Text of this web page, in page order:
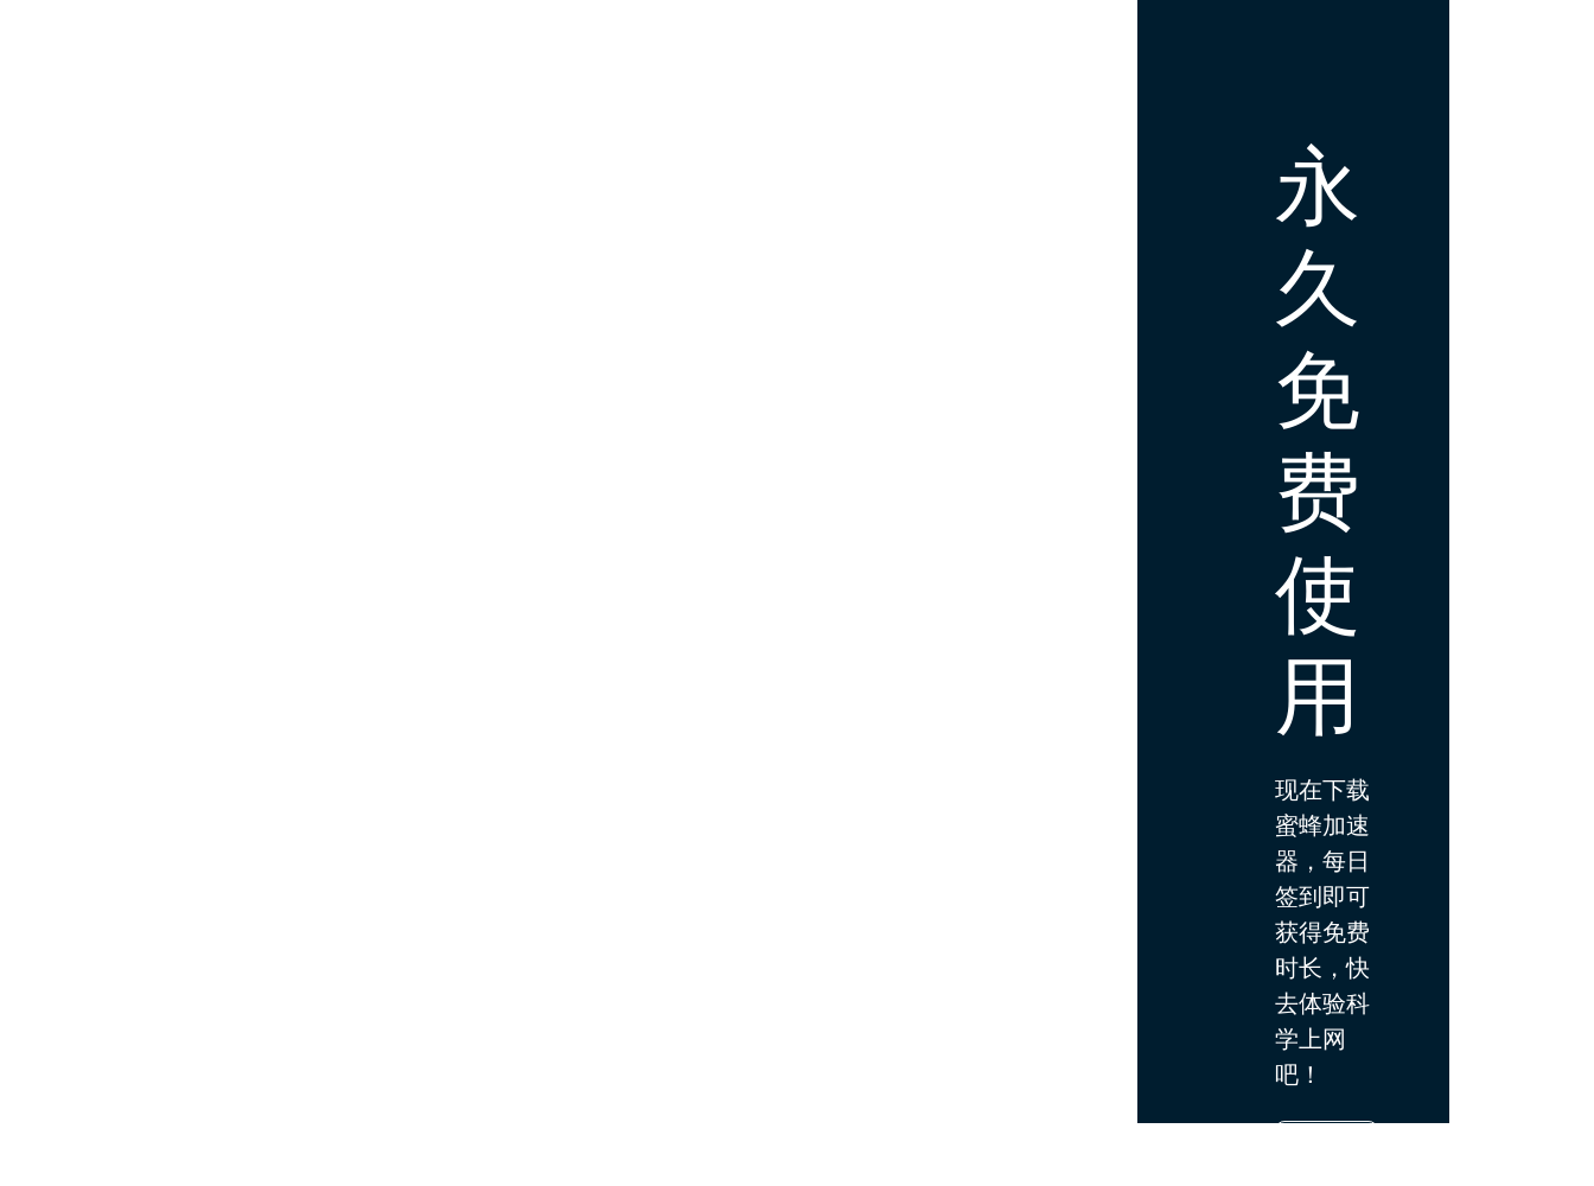
永
久
免
费
使
用
现在下载
蜜蜂加速
器，每日
签到即可
获得免费
时长，快
去体验科
学上网
吧！